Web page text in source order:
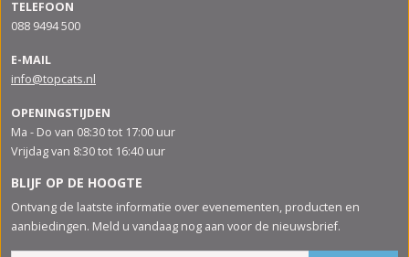
TELEFOON
088 9494 500
E-MAIL
info@topcats.nl
OPENINGSTIJDEN
Ma - Do van 08:30 tot 17:00 uur
Vrijdag van 8:30 tot 16:40 uur
BLIJF OP DE HOOGTE
Ontvang de laatste informatie over evenementen, producten en
aanbiedingen. Meld u vandaag nog aan voor de nieuwsbrief.